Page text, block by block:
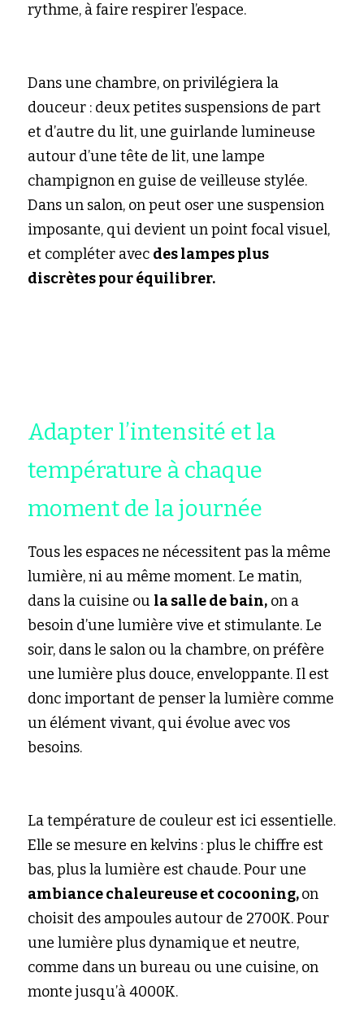
rythme, à faire respirer l’espace.
Dans une chambre, on privilégiera la
douceur : deux petites suspensions de part
et d’autre du lit, une guirlande lumineuse
autour d’une tête de lit, une lampe
champignon en guise de veilleuse stylée.
Dans un salon, on peut oser une suspension
imposante, qui devient un point focal visuel,
et compléter avec des lampes plus
discrètes pour équilibrer.
Adapter l’intensité et la
température à chaque
moment de la journée
Tous les espaces ne nécessitent pas la même
lumière, ni au même moment. Le matin,
dans la cuisine ou la salle de bain, on a
besoin d’une lumière vive et stimulante. Le
soir, dans le salon ou la chambre, on préfère
une lumière plus douce, enveloppante. Il est
donc important de penser la lumière comme
un élément vivant, qui évolue avec vos
besoins.
La température de couleur est ici essentielle.
Elle se mesure en kelvins : plus le chiffre est
ambiance chaleureuse et cocooning, on
choisit des ampoules autour de 2700K. Pour
une lumière plus dynamique et neutre,
comme dans un bureau ou une cuisine, on
monte jusqu’à 4000K.